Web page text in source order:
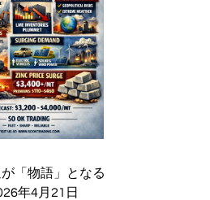
「物語」となる
年4月21日